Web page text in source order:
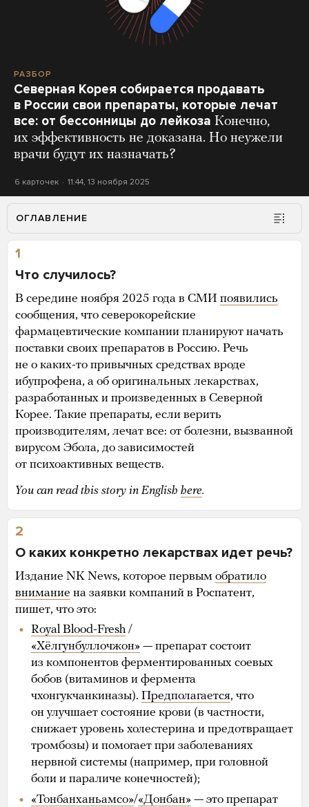
РАЗБОР
Северная Корея собирается продавать
в России свои препараты, которые лечат
все: от бессонницы до лейкоза Конечно,
их эффективность не доказана. Но неужели
врачи будут их назначать?
6 карточек 11:44, 13 ноября 2025
ОГЛАВЛЕНИЕ
1
Что случилось?
В середине ноября 2025 года в СМИ появились
сообщения, что северокорейские
фармацевтические компании планируют начать
поставки своих препаратов в Россию. Речь
не о каких-то привычных средствах вроде
ибупрофена, а об оригинальных лекарствах,
разработанных и произведенных в Северной
Корее. Такие препараты, если верить
производителям, лечат все: от болезни, вызванной
вирусом Эбола, до зависимостей
от психоактивных веществ.
You can read this story in English here.
2
О каких конкретно лекарствах идет речь?
Издание NK News, которое первым обратило
внимание на заявки компаний в Роспатент,
пишет, что это:
Royal Blood-Fresh /
«Хёлгунбуллочжон» — препарат состоит
из компонентов ферментированных соевых
бобов (витаминов и фермента
чхонгукчанкиназы). Предполагается, что
он улучшает состояние крови (в частности,
снижает уровень холестерина и предотвращает
тромбозы) и помогает при заболеваниях
нервной системы (например, при головной
боли и параличе конечностей);
«Тонбанханьамсо»/«Донбан» — это препарат